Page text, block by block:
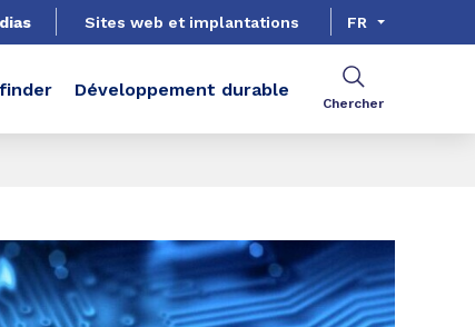
Sites web et implantations FR
Développement durable
Chercher